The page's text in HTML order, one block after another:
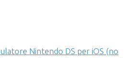
Nintendo DS per iOS (no